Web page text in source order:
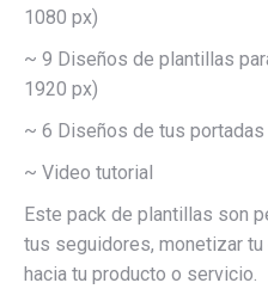
1080 px)
~ 9 Diseños de plantillas
1920 px)
~ 6 Diseños de tus
~ Video tutorial
Este pack de plantillas son
tus seguidores, monetizar
hacia tu producto o servicio.